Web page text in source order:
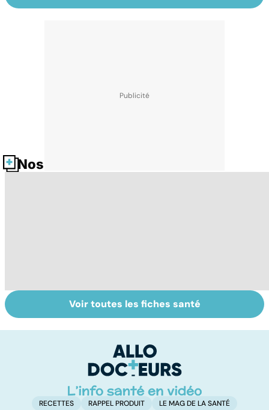
Nos fiches santé
Tout savoir sur
nos excréments
Analyses
biologiques :
interpréter ?
Voir toutes les fiches santé
RECETTES RAPPEL PRODUIT LE MAG DE LA SANTÉ